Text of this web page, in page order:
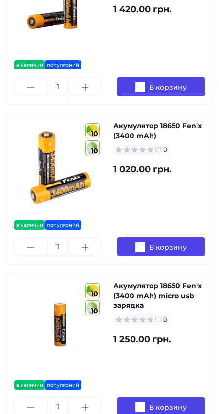
в наличии популярний
1 420.00 грн.
В корзину
10
10
в наличии популярний
Акумулятор 18650 Fenix
(3400 mAh)
0
1 020.00 грн.
В корзину
10
10
в наличии популярний
Акумулятор 18650 Fenix
(3400 mAh) micro usb
зарядка
0
1 250.00 грн.
В корзину